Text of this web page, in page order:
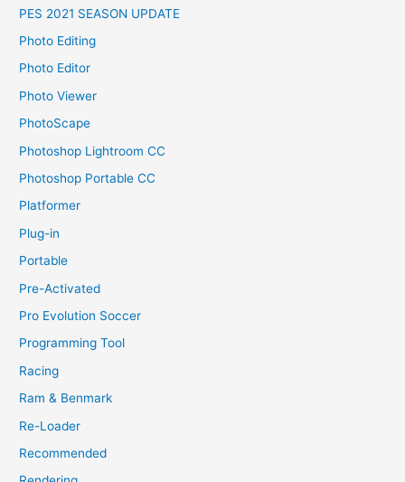
PES 2021 SEASON UPDATE
Photo Editing
Photo Editor
Photo Viewer
PhotoScape
Photoshop Lightroom CC
Photoshop Portable CC
Platformer
Plug-in
Portable
Pre-Activated
Pro Evolution Soccer
Programming Tool
Racing
Ram & Benmark
Re-Loader
Recommended